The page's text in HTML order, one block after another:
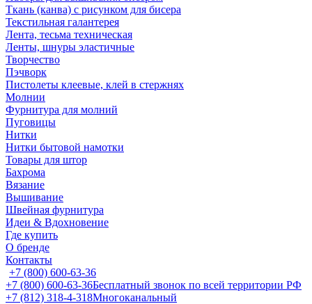
Ткань (канва) с рисунком для бисера
Текстильная галантерея
Лента, тесьма техническая
Ленты, шнуры эластичные
Творчество
Пэчворк
Пистолеты клеевые, клей в стержнях
Молнии
Фурнитура для молний
Пуговицы
Нитки
Нитки бытовой намотки
Товары для штор
Бахрома
Вязание
Вышивание
Швейная фурнитура
Идеи & Вдохновение
Где купить
О бренде
Контакты
+7 (800) 600-63-36
+7 (800) 600-63-36Бесплатный звонок по всей территории РФ
+7 (812) 318-4-318Многоканальный